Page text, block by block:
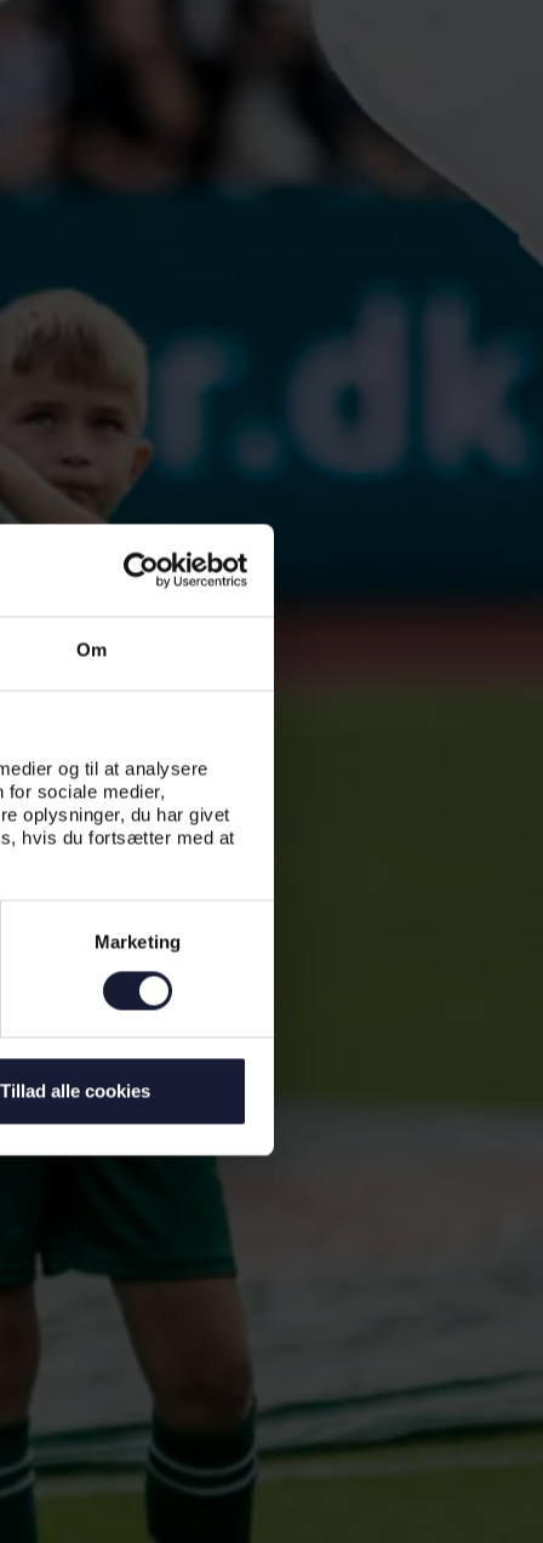
Om
og til at analysere
for sociale medier,
oplysninger, du har givet
hvis du fortsætter med at
Marketing
Tillad alle cookies